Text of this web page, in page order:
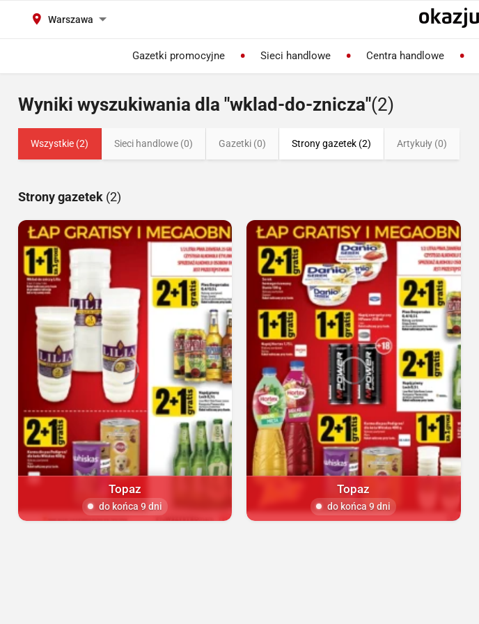
Warszawa
Gazetki promocyjne Sieci handlowe Centra handlowe
Wyniki wyszukiwania dla "wklad-do-znicza"(2)
Wszystkie (2) Sieci handlowe (0) Gazetki (0) Strony gazetek (2) Artykuły (0)
Strony gazetek (2)
Topaz
do końca 9 dni
Topaz
do końca 9 dni